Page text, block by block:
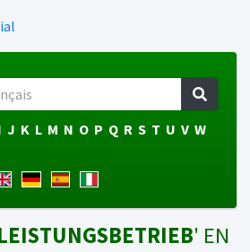
J K L M N O P Q R S T U V W
' EN